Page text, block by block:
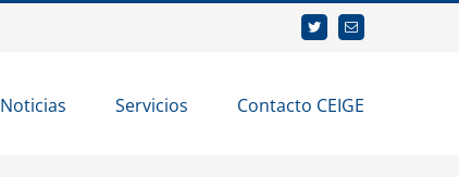
TwitterCorreo
electrónico
Noticias Servicios Contacto CEIGE